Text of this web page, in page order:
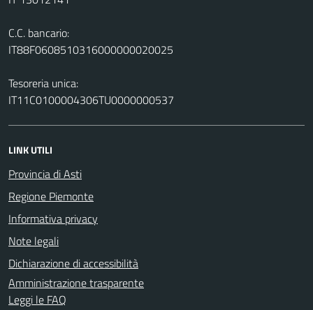
C.C. bancario:
IT88F0608510316000000020025
Tesoreria unica:
IT11C0100004306TU0000000537
LINK UTILI
Provincia di Asti
Regione Piemonte
Informativa privacy
Note legali
Dichiarazione di accessibilità
Amministrazione trasparente
Leggi le FAQ